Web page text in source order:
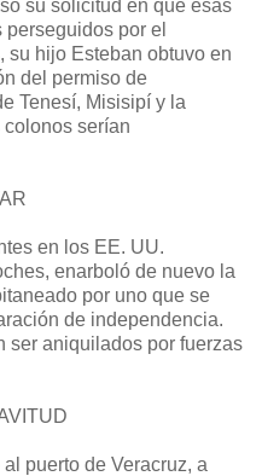
su solicitud en que esas
por el
su hijo Esteban obtuvo en
del permiso de
Tenesí, Misisipí y la
serían
en los EE. UU.
enarboló de nuevo la
por uno que se
de independencia.
ser aniquilados por fuerzas
puerto de Veracruz, a